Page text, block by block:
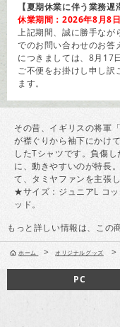
【夏期休業に伴う業務遅
休業期間：2026年8月8
上記期間、誠に勝手なが
でのお問い合わせのお答
につきましては、8月17
ご不便をお掛けし申し訳
ます。
その昔、イギリスの将軍
が襟ぐりから袖下にかけ
したTシャツです。負傷
に、動きやすいのが特長
て、タミヤファンを主張し
★サイズ：ジュニアL コ
ッド。
もっと詳しい情報は、この
ホーム > オリジナルグッズ >
PC